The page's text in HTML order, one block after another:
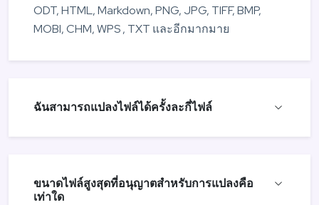
ODT, HTML, Markdown, PNG, JPG, TIFF, BMP,
MOBI, CHM, WPS , TXT และอีกมากมาย
ฉันสามารถแปลงไฟล์ได้ครั้งละกี่ไฟล์
ขนาดไฟล์สูงสุดที่อนุญาตสำหรับการแปลงคือ
เท่าใด